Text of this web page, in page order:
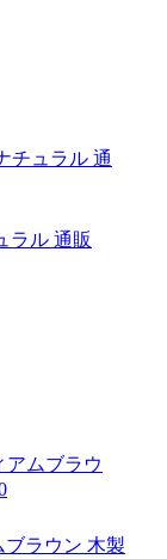
ラル 通販
ラウン 木製